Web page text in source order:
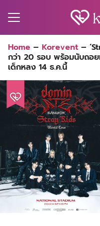
for:
Home – Korevent –
กว่า 20 รอบ พร้อมนับถอย
เด็กหลง 14 ธ.ค.นี้